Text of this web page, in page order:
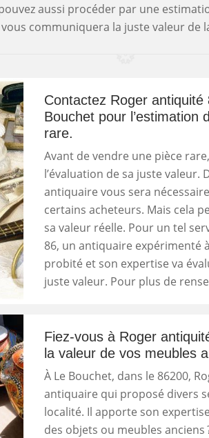
aussi procéder par une
communiquera la juste valeur de
Contactez Roger
Bouchet pour l’estimation
rare.
Avant de vendre une pièce
l’évaluation de sa juste valeur.
antiquaire vous sera
certains acheteurs. Mais cela
sa valeur réelle. Pour un tel
86, un antiquaire expérimenté
probité et son expertise va
juste valeur. Pour plus de
Fiez-vous à Roger
la valeur de vos meubles
À Le Bouchet, dans le 86200,
antiquaire qui proposé divers
localité. Il apporte son
des objets ou meubles